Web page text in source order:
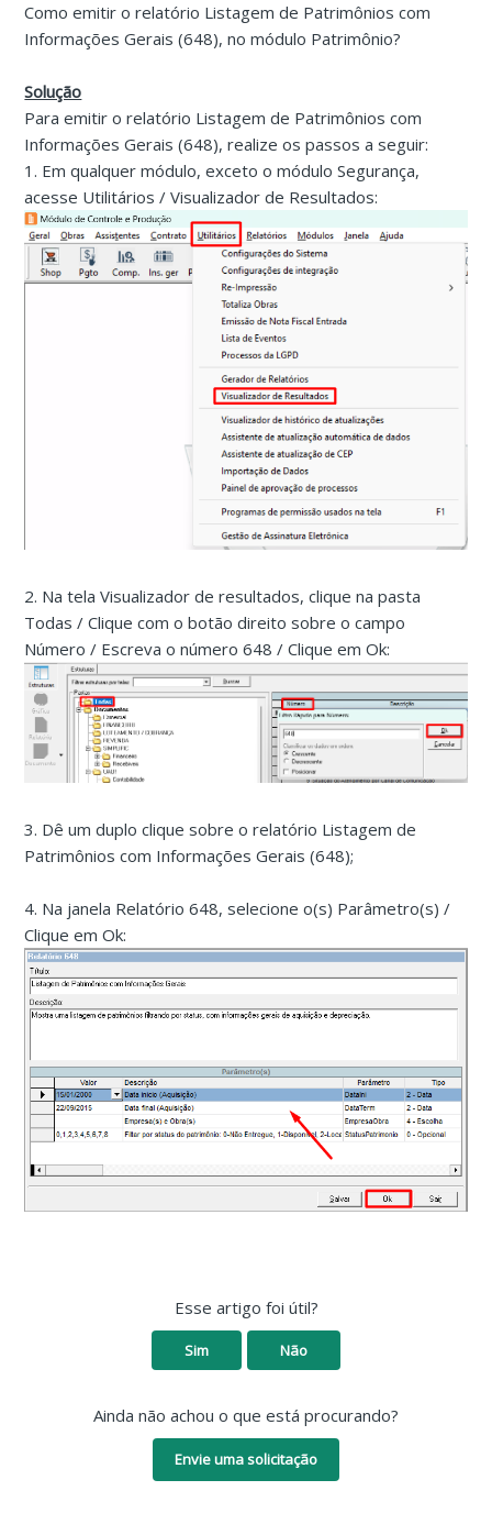
Como emitir o relatório Listagem de Patrimônios com
Informações Gerais (648), no módulo Patrimônio?
Solução
Para emitir o relatório Listagem de Patrimônios com
Informações Gerais (648), realize os passos a seguir:
1. Em qualquer módulo, exceto o módulo Segurança,
acesse Utilitários / Visualizador de Resultados:
2. Na tela Visualizador de resultados, clique na pasta
Todas / Clique com o botão direito sobre o campo
Número / Escreva o número 648 / Clique em Ok:
3. Dê um duplo clique sobre o relatório Listagem de
Patrimônios com Informações Gerais (648);
4. Na janela Relatório 648, selecione o(s) Parâmetro(s) /
Clique em Ok:
Esse artigo foi útil?
Sim Não
Ainda não achou o que está procurando?
Envie uma solicitação